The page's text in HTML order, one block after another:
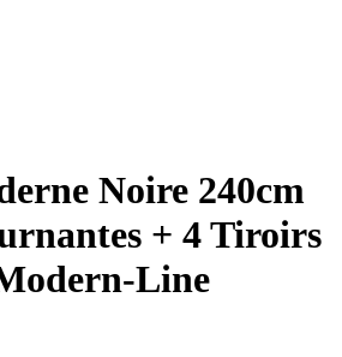
Noire 240cm
+ 4 Tiroirs
Line